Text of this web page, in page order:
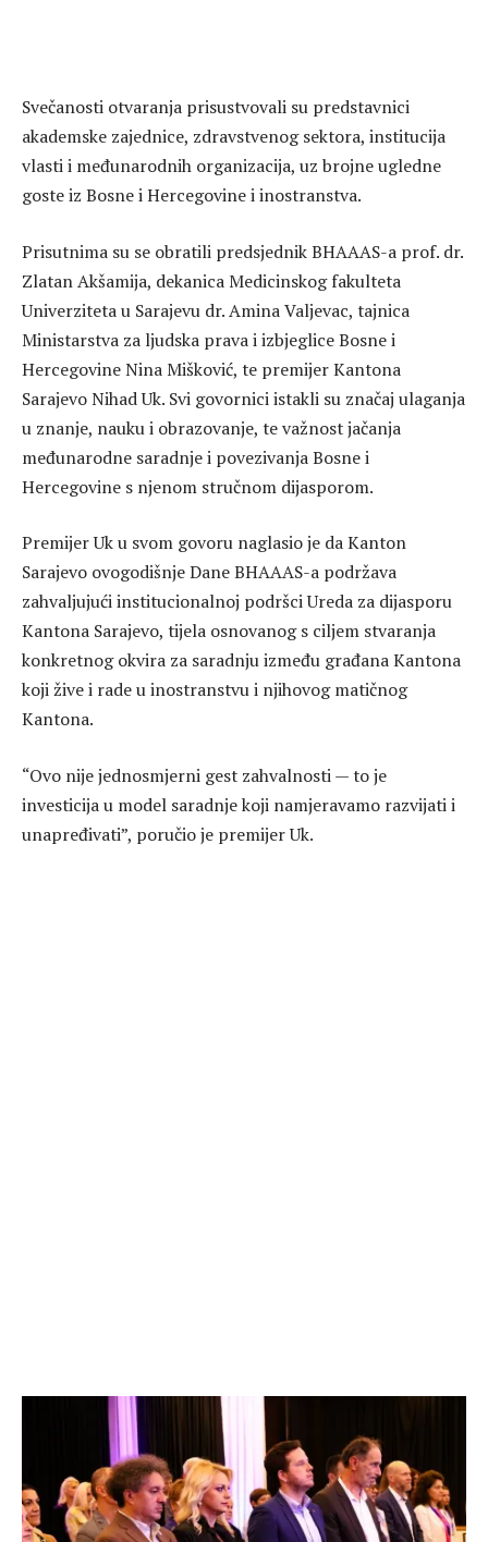
Svečanosti otvaranja prisustvovali su predstavnici
akademske zajednice, zdravstvenog sektora, institucija
vlasti i međunarodnih organizacija, uz brojne ugledne
goste iz Bosne i Hercegovine i inostranstva.
Prisutnima su se obratili predsjednik BHAAAS-a prof. dr.
Zlatan Akšamija, dekanica Medicinskog fakulteta
Univerziteta u Sarajevu dr. Amina Valjevac, tajnica
Ministarstva za ljudska prava i izbjeglice Bosne i
Hercegovine Nina Mišković, te premijer Kantona
Sarajevo Nihad Uk. Svi govornici istakli su značaj ulaganja
u znanje, nauku i obrazovanje, te važnost jačanja
međunarodne saradnje i povezivanja Bosne i
Hercegovine s njenom stručnom dijasporom.
Premijer Uk u svom govoru naglasio je da Kanton
Sarajevo ovogodišnje Dane BHAAAS-a podržava
zahvaljujući institucionalnoj podršci Ureda za dijasporu
Kantona Sarajevo, tijela osnovanog s ciljem stvaranja
konkretnog okvira za saradnju između građana Kantona
koji žive i rade u inostranstvu i njihovog matičnog
Kantona.
“Ovo nije jednosmjerni gest zahvalnosti — to je
investicija u model saradnje koji namjeravamo razvijati i
unapređivati”, poručio je premijer Uk.